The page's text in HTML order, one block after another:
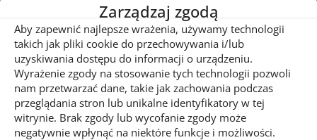
Zarządzaj zgodą
Aby zapewnić najlepsze wrażenia, używamy technologii
takich jak pliki cookie do przechowywania i/lub
uzyskiwania dostępu do informacji o urządzeniu.
Wyrażenie zgody na stosowanie tych technologii pozwoli
nam przetwarzać dane, takie jak zachowania podczas
przeglądania stron lub unikalne identyfikatory w tej
witrynie. Brak zgody lub wycofanie zgody może
negatywnie wpłynąć na niektóre funkcje i możliwości.
Hotelul Zabola Estate